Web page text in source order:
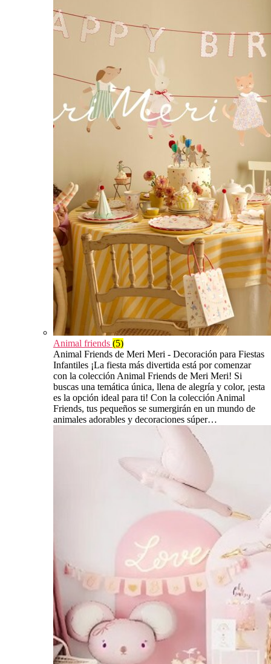
Animal friends (5)
Animal Friends de Meri Meri - Decoración para Fiestas
Infantiles ¡La fiesta más divertida está por comenzar
con la colección Animal Friends de Meri Meri! Si
buscas una temática única, llena de alegría y color, ¡esta
es la opción ideal para ti! Con la colección Animal
Friends, tus pequeños se sumergirán en un mundo de
animales adorables y decoraciones súper…